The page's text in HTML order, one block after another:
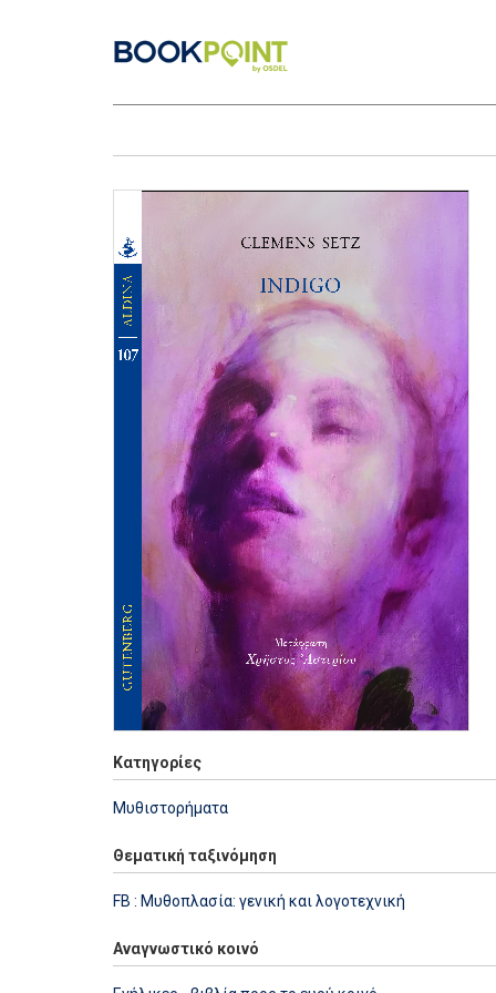
Κατηγορίες
Μυθιστορήματα
Θεματική ταξινόμηση
FB : Μυθοπλασία: γενική και λογοτεχνική
Αναγνωστικό κοινό